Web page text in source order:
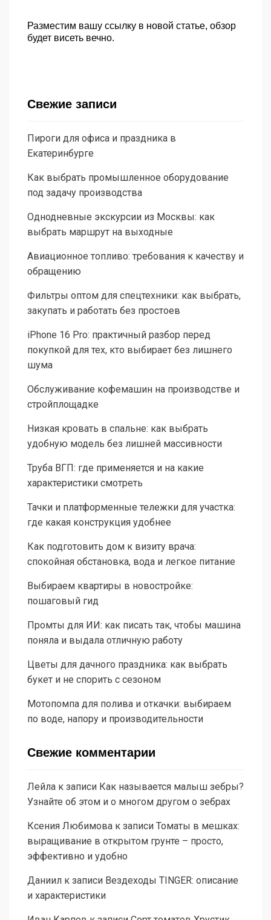
Разместим вашу ссылку в новой статье, обзор
будет висеть вечно.
Свежие записи
Пироги для офиса и праздника в
Екатеринбурге
Как выбрать промышленное оборудование
под задачу производства
Однодневные экскурсии из Москвы: как
выбрать маршрут на выходные
Авиационное топливо: требования к качеству и
обращению
Фильтры оптом для спецтехники: как выбрать,
закупать и работать без простоев
iPhone 16 Pro: практичный разбор перед
покупкой для тех, кто выбирает без лишнего
шума
Обслуживание кофемашин на производстве и
стройплощадке
Низкая кровать в спальне: как выбрать
удобную модель без лишней массивности
Труба ВГП: где применяется и на какие
характеристики смотреть
Тачки и платформенные тележки для участка:
где какая конструкция удобнее
Как подготовить дом к визиту врача:
спокойная обстановка, вода и легкое питание
Выбираем квартиры в новостройке:
пошаговый гид
Промты для ИИ: как писать так, чтобы машина
поняла и выдала отличную работу
Цветы для дачного праздника: как выбрать
букет и не спорить с сезоном
Мотопомпа для полива и откачки: выбираем
по воде, напору и производительности
Свежие комментарии
Лейла к записи Как называется малыш зебры?
Узнайте об этом и о многом другом о зебрах
Ксения Любимова к записи Томаты в мешках:
выращивание в открытом грунте – просто,
эффективно и удобно
Даниил к записи Вездеходы TINGER: описание
и характеристики